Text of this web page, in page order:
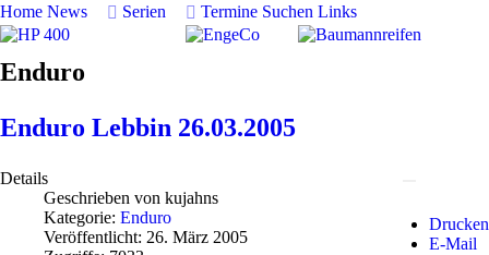
Home News Serien Termine Suchen Links
Enduro
Enduro Lebbin 26.03.2005
Drucken
E-Mail
Details
Geschrieben von kujahns
Kategorie: Enduro
Veröffentlicht: 26. März 2005